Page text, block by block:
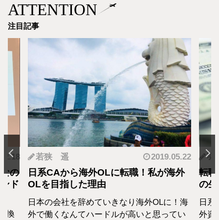
ATTENTION
注目記事
の
ド
換
若狭 遥 2019.05.22
日系CAから海外OLに転職！私が海外
OLを目指した理由
日本の会社を辞めていきなり海外OLに！海
外で働くなんてハードルが高いと思ってい
羽
転
の
日
外資